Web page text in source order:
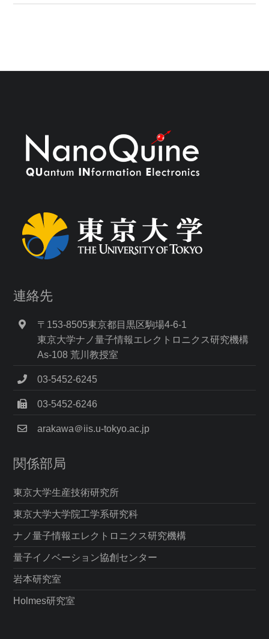
連絡先
〒153-8505東京都目黒区駒場4-6-1
東京大学ナノ量子情報エレクトロニクス研究機構
As-108 荒川教授室
03-5452-6245
03-5452-6246
arakawa＠iis.u-tokyo.ac.jp
関係部局
東京大学生産技術研究所
東京大学大学院工学系研究科
ナノ量子情報エレクトロニクス研究機構
量子イノベーション協創センター
岩本研究室
Holmes研究室